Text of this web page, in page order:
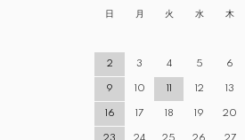
日 月 火 水 木
2 3 4 5 6
9 10 11 12 13
16 17 18 19 20